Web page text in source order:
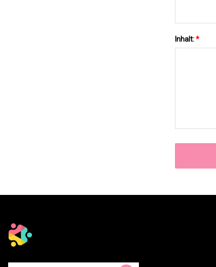
Inhalt:*